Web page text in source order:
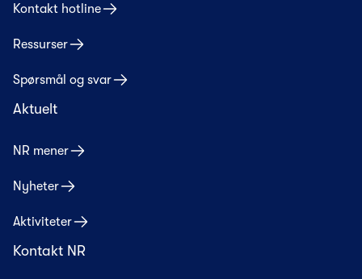
Kontakt hotline
Ressurser
Spørsmål og svar
Aktuelt
NR mener
Nyheter
Aktiviteter
Kontakt NR